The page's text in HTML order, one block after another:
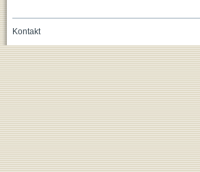
Kontakt